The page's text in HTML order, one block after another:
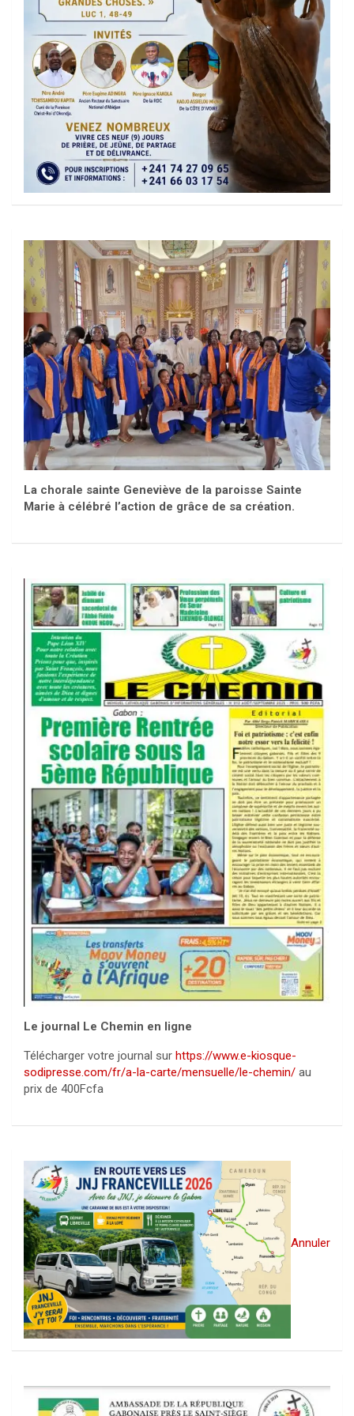
La chorale sainte Geneviève de la paroisse Sainte
Marie à célébré l’action de grâce de sa création.
Le journal Le Chemin en ligne
Télécharger votre journal sur https://www.e-kiosque-
sodipresse.com/fr/a-la-carte/mensuelle/le-chemin/ au
prix de 400Fcfa
Annuler